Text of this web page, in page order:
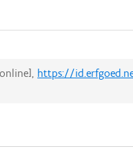
https://